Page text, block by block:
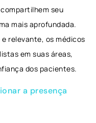
seu
mais aprofundada.
relevante, os médicos
em suas áreas,
dos pacientes.
a presença